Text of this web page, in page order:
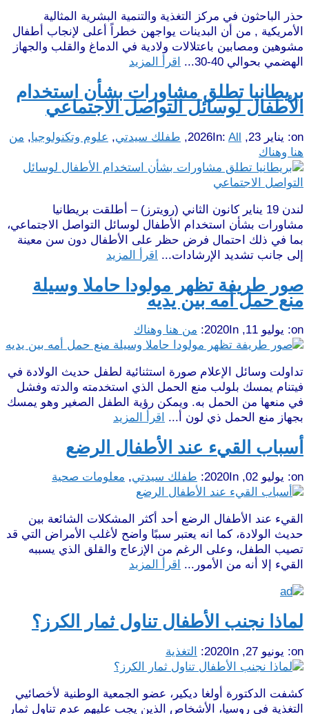
حذر الباحثون في مركز التغذية والتنمية البشرية المثالية
الأمريكية , من أن البدينات يواجهن خطراً أعلى لإنجاب أطفال
مشوهين ومصابين باعتلالات ولادية في الدماغ والقلب والجهاز
الهضمي بحوالي 40-30...
اقرأ المزيد
بريطانيا تطلق مشاورات بشأن استخدام
الأطفال لوسائل التواصل الاجتماعي
on: يناير 23, 2026 In: All
, طفلك سيدتي, علوم وتكنولوجيا, من
هنا وهناك
لندن 19 يناير كانون الثاني (رويترز) – أطلقت بريطانيا
مشاورات بشأن استخدام الأطفال لوسائل التواصل الاجتماعي،
بما في ذلك احتمال فرض حظر على الأطفال دون سن معينة
إلى جانب تشديد الإرشادات...
اقرأ المزيد
صور طريفة تظهر مولودا حاملا وسيلة
منع حمل أمه بين يديه
on: يوليو 11, 2020 In: من هنا وهناك
تداولت وسائل الإعلام صورة استثنائية لطفل حديث الولادة في
فيتنام يمسك بلولب منع الحمل الذي استخدمته والدته وفشل
في منعها من الحمل به. ويمكن رؤية الطفل الصغير وهو يمسك
بجهاز منع الحمل ذي لون أ...
اقرأ المزيد
أسباب القيء عند الأطفال الرضع
on: يوليو 02, 2020 In: طفلك سيدتي, معلومات صحية
القيء عند الأطفال الرضع أحد أكثر المشكلات الشائعة بين
حديث الولادة، كما انه يعتبر سببًا واضح لأغلب الأمراض التي قد
تصيب الطفل، وعلى الرغم من الإزعاج والقلق الذي يسببه
القيء إلا أنه من الأمور...
اقرأ المزيد
لماذا نجنب الأطفال تناول ثمار الكرز؟
on: يونيو 27, 2020 In: التغذية
كشفت الدكتورة أولغا ديكير، عضو الجمعية الوطنية لأخصائيي
التغذية في روسيا، الأشخاص الذين يجب عليهم عدم تناول ثمار